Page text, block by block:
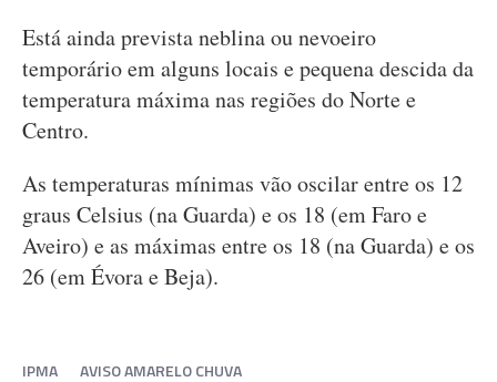
Está ainda prevista neblina ou nevoeiro
temporário em alguns locais e pequena descida da
temperatura máxima nas regiões do Norte e
Centro.
As temperaturas mínimas vão oscilar entre os 12
graus Celsius (na Guarda) e os 18 (em Faro e
Aveiro) e as máximas entre os 18 (na Guarda) e os
26 (em Évora e Beja).
IPMA AVISO AMARELO CHUVA